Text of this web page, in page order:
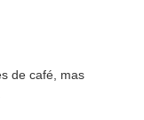
de café, mas